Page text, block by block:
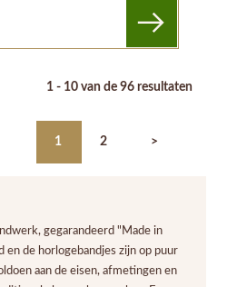
1 - 10 van de 96 resultaten
1 2 >
gegarandeerd "Made in
de horlogebandjes zijn op puur
aan de eisen, afmetingen en